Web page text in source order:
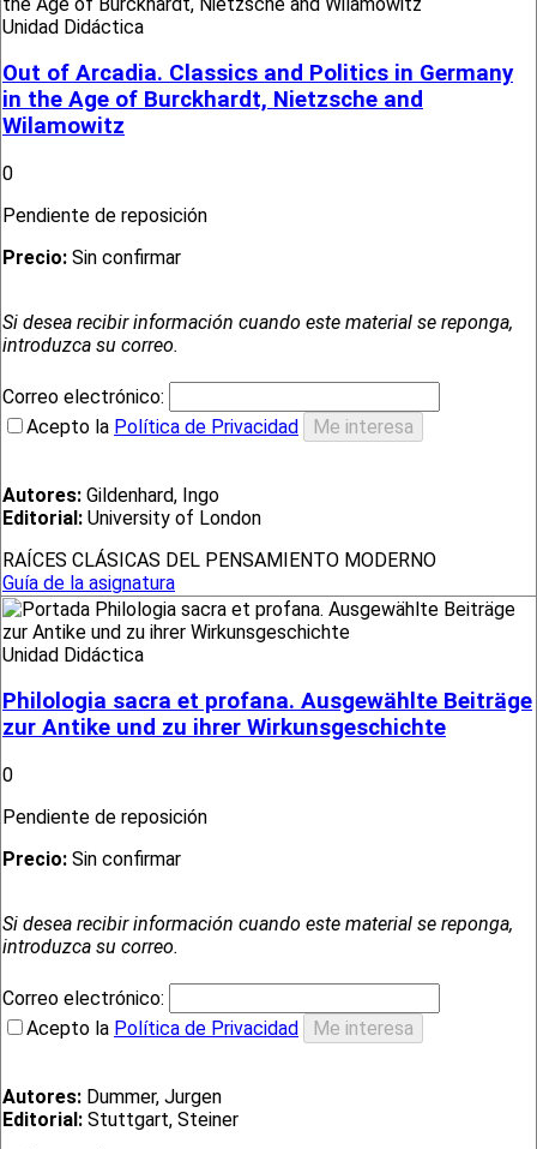
Unidad Didáctica
Out of Arcadia. Classics and Politics in Germany
in the Age of Burckhardt, Nietzsche and
Wilamowitz
0
Pendiente de reposición
Precio: Sin confirmar
Si desea recibir información cuando este material se reponga,
introduzca su correo.
Correo electrónico:
Acepto la Política de Privacidad
Autores: Gildenhard, Ingo
Editorial: University of London
RAÍCES CLÁSICAS DEL PENSAMIENTO MODERNO
Guía de la asignatura
Unidad Didáctica
Philologia sacra et profana. Ausgewählte Beiträge
zur Antike und zu ihrer Wirkunsgeschichte
0
Pendiente de reposición
Precio: Sin confirmar
Si desea recibir información cuando este material se reponga,
introduzca su correo.
Correo electrónico:
Acepto la Política de Privacidad
Autores: Dummer, Jurgen
Editorial: Stuttgart, Steiner